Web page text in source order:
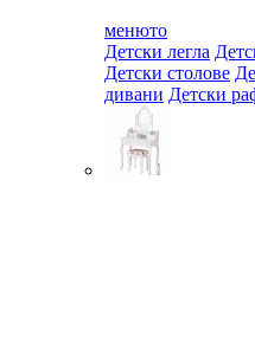
менюто
Детски легла
Детски столове
дивани Детски